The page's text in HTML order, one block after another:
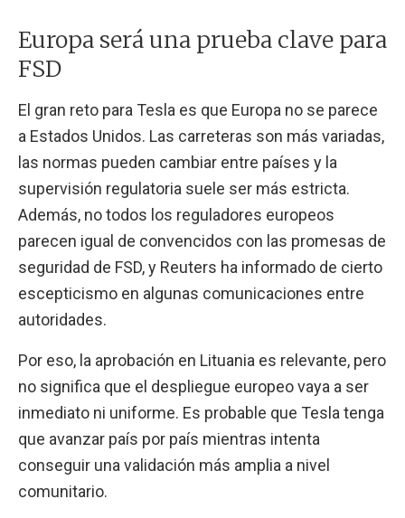
Europa será una prueba clave para
FSD
El gran reto para Tesla es que Europa no se parece
a Estados Unidos. Las carreteras son más variadas,
las normas pueden cambiar entre países y la
supervisión regulatoria suele ser más estricta.
Además, no todos los reguladores europeos
parecen igual de convencidos con las promesas de
seguridad de FSD, y Reuters ha informado de cierto
escepticismo en algunas comunicaciones entre
autoridades.
Por eso, la aprobación en Lituania es relevante, pero
no significa que el despliegue europeo vaya a ser
inmediato ni uniforme. Es probable que Tesla tenga
que avanzar país por país mientras intenta
conseguir una validación más amplia a nivel
comunitario.